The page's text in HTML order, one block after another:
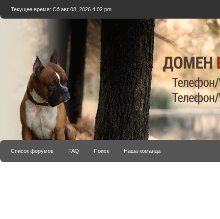
Текущее время: Сб авг 08, 2026 4:02 pm
Список форумов FAQ Поиск Наша команда